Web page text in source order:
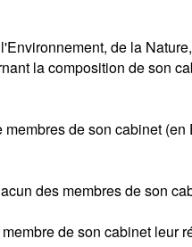
de la
la composition de son
de son cabinet
des membres de son
de son cabinet leur